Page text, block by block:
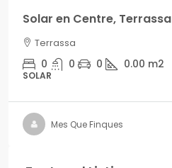
Solar en Centre, Terrassa
Terrassa
0 0 0 0.00 m2
SOLAR
Mes Que Finques